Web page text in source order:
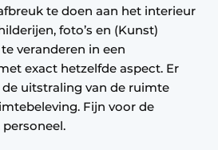
te doen aan het interieur
foto’s en (Kunst)
veranderen in een
exact hetzelfde aspect. Er
uitstraling van de ruimte
Fijn voor de